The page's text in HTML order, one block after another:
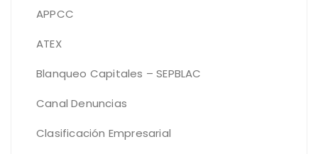
APPCC
ATEX
Blanqueo Capitales – SEPBLAC
Canal Denuncias
Clasificación Empresarial